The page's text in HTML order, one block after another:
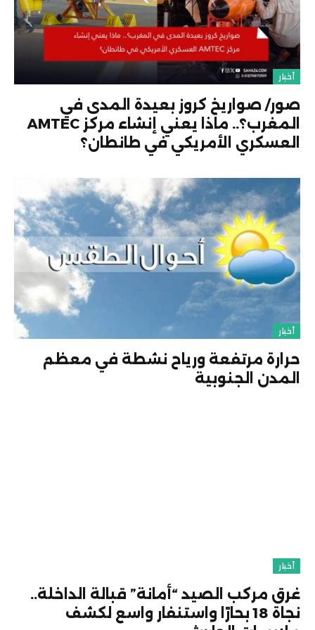
أخبار
صور/ صواريخ كروز بعيدة المدى في
المغرب؟.. ماذا يعني إنشاء مركز AMTEC
العسكري الأمريكي في طانطان؟
أخبار
حرارة مرتفعة ورياح نشطة في معظم
المدن الجنوبية
أخبار
غرق مركب الصيد “أمانة” قبالة الداخلة..
نجاة 18 بحارًا واستنفار واسع لكشف